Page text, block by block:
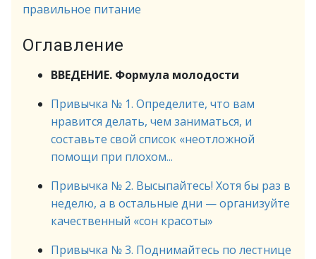
правильное питание
Оглавление
ВВЕДЕНИЕ. Формула молодости
Привычка № 1. Определите, что вам
нравится делать, чем заниматься, и
составьте свой список «неотложной
помощи при плохом...
Привычка № 2. Высыпайтесь! Хотя бы раз в
неделю, а в остальные дни — организуйте
качественный «сон красоты»
Привычка № 3. Поднимайтесь по лестнице